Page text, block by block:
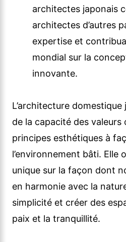
architectes japonais
architectes d’autres
expertise et
mondial sur la
innovante.
L’architecture
de la capacité des valeurs
principes esthétiques à
l’environnement bâti. Elle
unique sur la façon dont
en harmonie avec la
simplicité et créer des
paix et la tranquillité.